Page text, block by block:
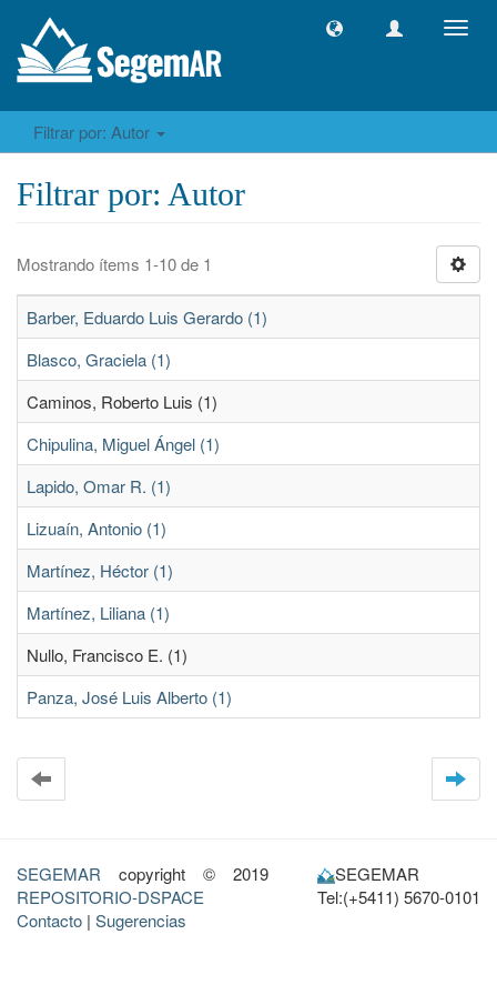
Filtrar por: Autor
Filtrar por: Autor
Mostrando ítems 1-10 de 1
Barber, Eduardo Luis Gerardo (1)
Blasco, Graciela (1)
Caminos, Roberto Luis (1)
Chipulina, Miguel Ángel (1)
Lapido, Omar R. (1)
Lizuaín, Antonio (1)
Martínez, Héctor (1)
Martínez, Liliana (1)
Nullo, Francisco E. (1)
Panza, José Luis Alberto (1)
SEGEMAR copyright © 2019
REPOSITORIO-DSPACE
Contacto | Sugerencias
SEGEMAR
Tel:(+5411) 5670-0101